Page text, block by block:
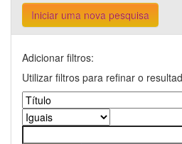
Iniciar uma nova pesquisa
Adicionar filtros:
Utilizar filtros para refinar o